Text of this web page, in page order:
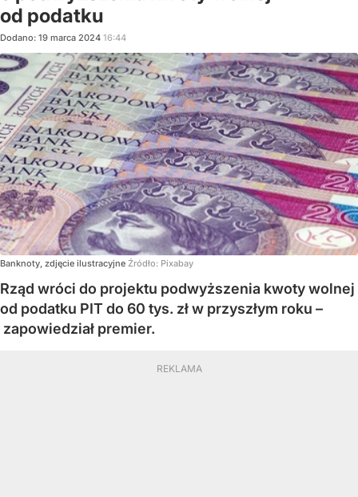
od podatku
Dodano: 19 marca 2024 16:44
Banknoty, zdjęcie ilustracyjne Źródło: Pixabay
Rząd wróci do projektu podwyższenia kwoty wolnej
od podatku PIT do 60 tys. zł w przyszłym roku –
zapowiedział premier.